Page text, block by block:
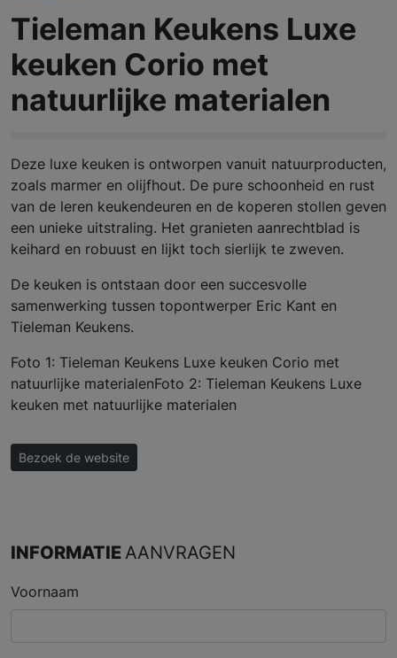
Tieleman Keukens Luxe
keuken Corio met
natuurlijke materialen
Deze luxe keuken is ontworpen vanuit natuurproducten,
zoals marmer en olijfhout. De pure schoonheid en rust
van de leren keukendeuren en de koperen stollen geven
een unieke uitstraling. Het granieten aanrechtblad is
keihard en robuust en lijkt toch sierlijk te zweven.
De keuken is ontstaan door een succesvolle
samenwerking tussen topontwerper Eric Kant en
Tieleman Keukens.
Foto 1: Tieleman Keukens Luxe keuken Corio met
natuurlijke materialenFoto 2: Tieleman Keukens Luxe
keuken met natuurlijke materialen
Bezoek de website
INFORMATIEAANVRAGEN
Voornaam